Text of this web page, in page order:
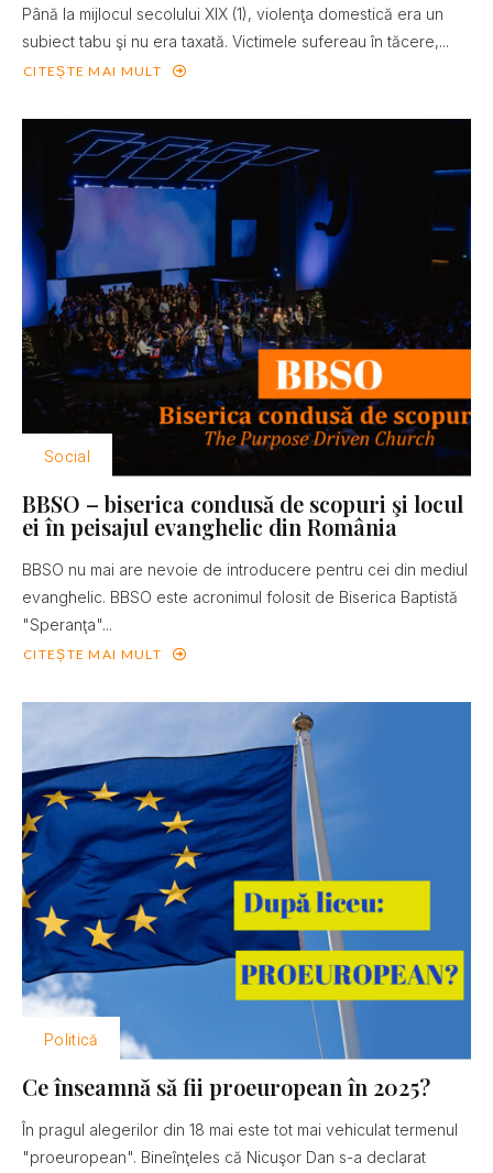
Până la mijlocul secolului XIX (1), violenţa domestică era un
subiect tabu şi nu era taxată. Victimele sufereau în tăcere,...
CITEȘTE MAI MULT
Social
BBSO – biserica condusă de scopuri şi locul
ei în peisajul evanghelic din România
BBSO nu mai are nevoie de introducere pentru cei din mediul
evanghelic. BBSO este acronimul folosit de Biserica Baptistă
"Speranţa"...
CITEȘTE MAI MULT
Politică
Ce înseamnă să fii proeuropean în 2025?
În pragul alegerilor din 18 mai este tot mai vehiculat termenul
"proeuropean". Bineînţeles că Nicuşor Dan s-a declarat